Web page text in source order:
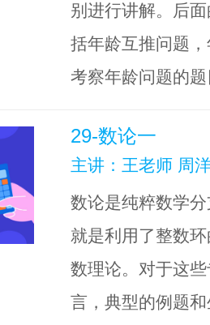
别进行讲解。后
括年龄互推问题
考察年龄问题的
29-数论一
主讲：王老师 周
数论是纯粹数学
就是利用了整数
数理论。对于这
言，典型的例题